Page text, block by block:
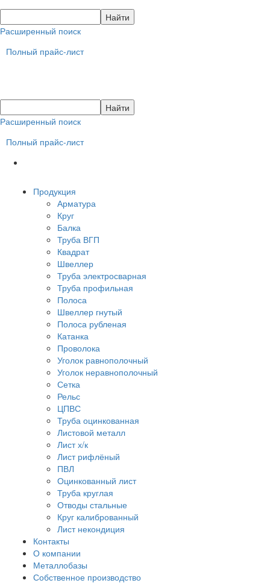
Расширенный поиск
Полный прайс-лист
Расширенный поиск
Полный прайс-лист
Продукция
Арматура
Круг
Балка
Труба ВГП
Квадрат
Швеллер
Труба электросварная
Труба профильная
Полоса
Швеллер гнутый
Полоса рубленая
Катанка
Проволока
Уголок равнополочный
Уголок неравнополочный
Сетка
Рельс
ЦПВС
Труба оцинкованная
Листовой металл
Лист х/к
Лист рифлёный
ПВЛ
Оцинкованный лист
Труба круглая
Отводы стальные
Круг калиброванный
Лист некондиция
Контакты
О компании
Металлобазы
Собственное производство